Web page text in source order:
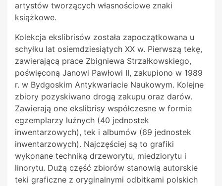
artystów tworzących własnościowe znaki
książkowe.
Kolekcja ekslibrisów została zapoczątkowana u
schyłku lat osiemdziesiątych XX w. Pierwszą tekę,
zawierającą prace Zbigniewa Strzałkowskiego,
poświęconą Janowi Pawłowi II, zakupiono w 1989
r. w Bydgoskim Antykwariacie Naukowym. Kolejne
zbiory pozyskiwano drogą zakupu oraz darów.
Zawierają one ekslibrisy współczesne w formie
egzemplarzy luźnych (40 jednostek
inwentarzowych), tek i albumów (69 jednostek
inwentarzowych). Najczęściej są to grafiki
wykonane techniką drzeworytu, miedziorytu i
linorytu. Dużą część zbiorów stanowią autorskie
teki graficzne z oryginalnymi odbitkami polskich